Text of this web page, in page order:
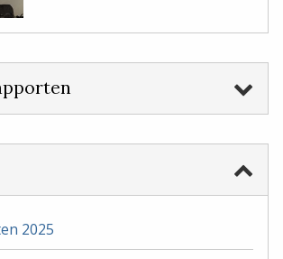
2025